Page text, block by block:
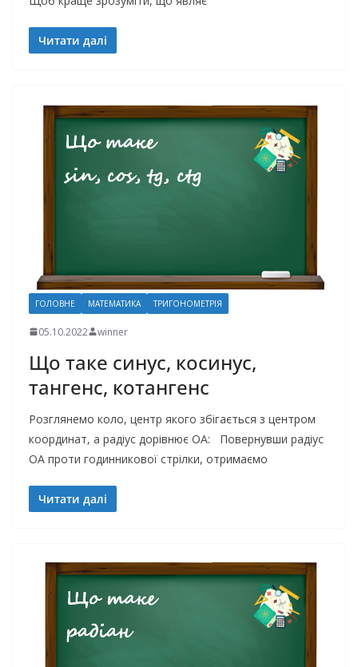
Читати далі
ГОЛОВНЕ МАТЕМАТИКА ТРИГОНОМЕТРІЯ
05.10.2022 winner
Що таке синус, косинус,
тангенс, котангенс
Розглянемо коло, центр якого збігається з центром
координат, а радіус дорівнює ОА: Повернувши радіус
ОА проти годинникової стрілки, отримаємо
Читати далі